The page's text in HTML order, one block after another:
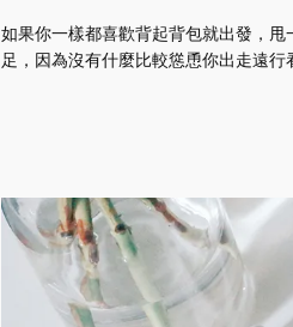
如果你一樣都喜歡背起背包就出發，
足，因為沒有什麼比較慫恿你出走遠行